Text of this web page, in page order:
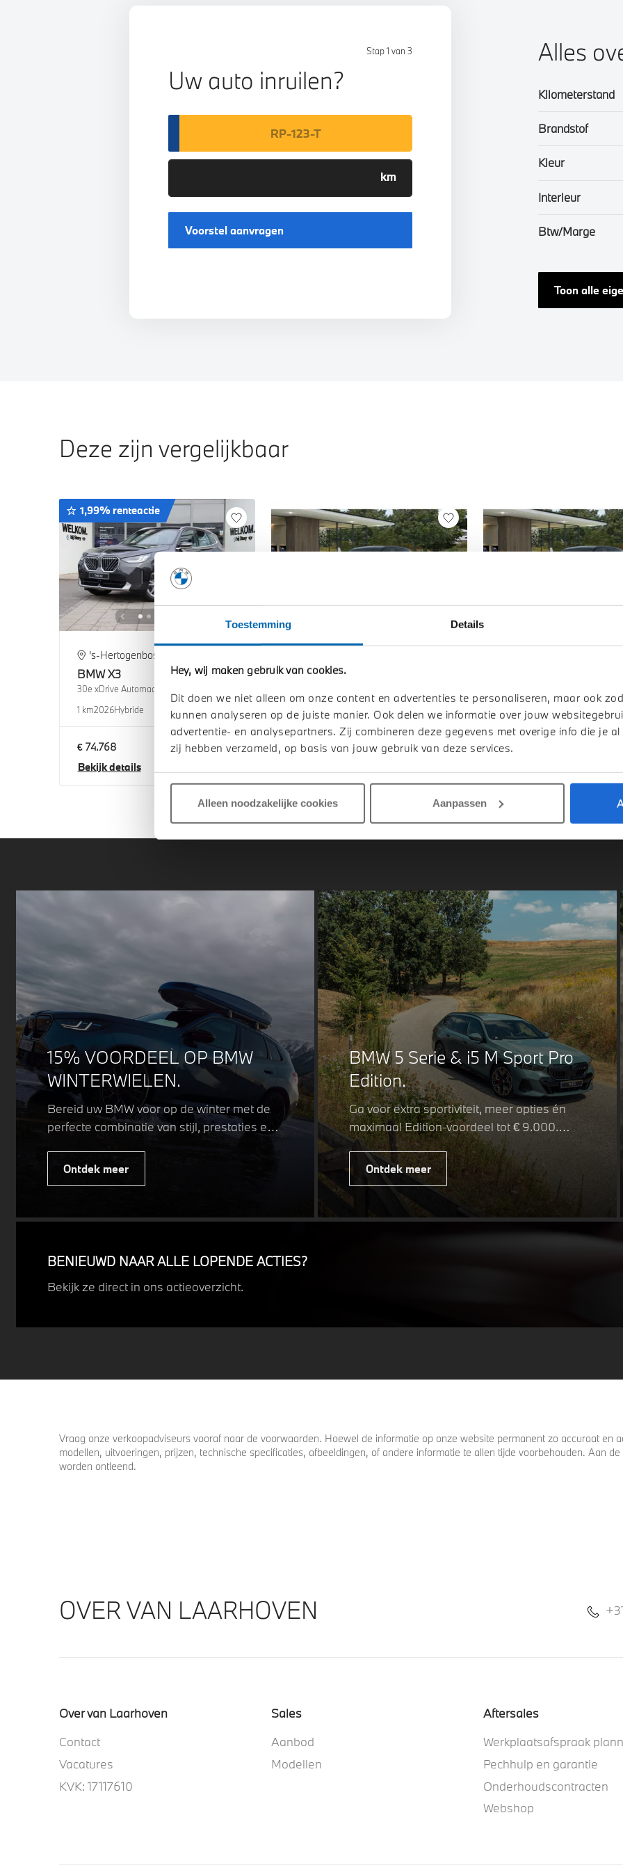
Toestemming Details
Hey, wij maken gebruik van cookies.
Dit doen we niet alleen om onze content en advertenties te personaliseren, maar ook
kunnen analyseren op de juiste manier. Ook delen we informatie over jouw
advertentie- en analysepartners. Zij combineren deze gegevens met overige info die je
zij hebben verzameld, op basis van jouw gebruik van deze services.
Alleen noodzakelijke cookies Aanpassen
Stap 1 van 3
Uw auto inruilen?
Voorstel aanvragen
Alles
Kilometerstand
Brandstof
Kleur
Interieur
Btw/Marge
Toon alle
Deze zijn vergelijkbaar
1,99% renteactie
's-Hertogenbosch
BMW X3
30e xDrive Automaat
1 km2026Hybride
€ 74.768
Bekijk details
BMWX3
1 km 2026
€ 75.364
2026 Hybride
€ 75.669
15% VOORDEEL OP BMW
WINTERWIELEN.
Bereid uw BMW voor op de winter met de
perfecte combinatie van stijl, prestaties en
of elegante look, onze winterwielen zijn
uitdagende weersomstandigheden.
Ontdek meer
BMW 5 Serie & i5 M Sport Pro
Edition.
Ga voor extra sportiviteit, meer opties én
maximaal Edition-voordeel tot € 9.000.
Fiscaal leverbaar vanaf € 75.347. Met de
BMW 5 Serie & i5 M Sport Pro Edition kiest
u voor een rijk uitgeruste uitvoering waarin
juist de details het verschil maken. De
details die ervoor zorgen dat u nog één
keer omkijkt voordat u verder loopt.
Ontdek meer
BENIEUWD NAAR ALLE LOPENDE ACTIES?
Bekijk ze direct in ons actieoverzicht.
Vraag onze verkoopadviseurs vooraf naar de voorwaarden. Hoewel de informatie op onze website permanent zo accuraat en
modellen, uitvoeringen, prijzen, technische specificaties, afbeeldingen, of andere informatie te allen tijde voorbehouden. Aan
worden ontleend.
OVER VAN LAARHOVEN
Over van Laarhoven
Contact
Vacatures
KVK: 17117610
Sales
Aanbod
Modellen
Aftersales
Werkplaatsafspraak
Pechhulp en garantie
Onderhoudscontracten
Webshop